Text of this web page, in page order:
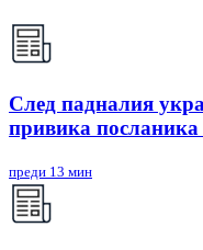
След падналия
привика
преди 13 мин